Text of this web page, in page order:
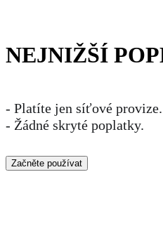
NEJNIŽŠÍ
- Platíte jen síťové provize.
- Žádné skryté poplatky.
Začněte používat